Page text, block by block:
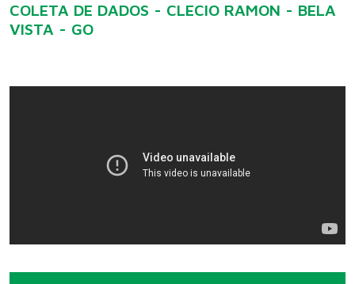
COLETA DE DADOS - CLECIO RAMON - BELA
VISTA - GO